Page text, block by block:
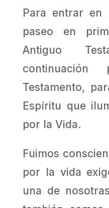
Para entrar en
paseo en
Antiguo
Testamento,
Espíritu que
por la Vida.
Fuimos
por la vida
una de